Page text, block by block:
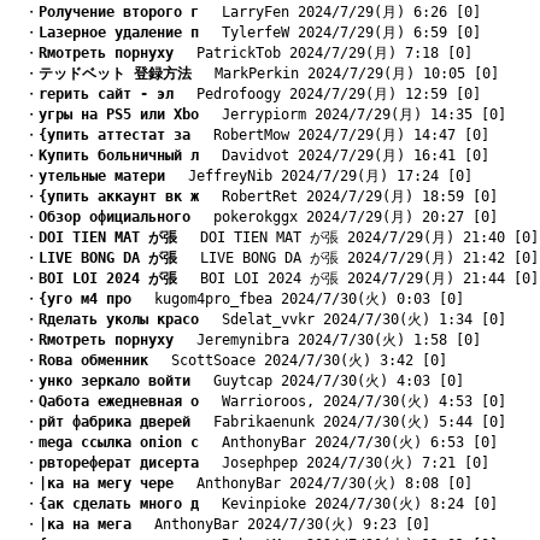
・ Pолучение второго г LarryFen 2024/7/29(月) 6:26 [0]
・ Lазерное удаление п TylerfeW 2024/7/29(月) 6:59 [0]
・ Rмотреть порнуху PatrickTob 2024/7/29(月) 7:18 [0]
・ テッドベット 登録方法 MarkPerkin 2024/7/29(月) 10:05 [0]
・ rерить сайт - эл Pedrofoogy 2024/7/29(月) 12:59 [0]
・ yгры на PS5 или Xbo Jerrypiorm 2024/7/29(月) 14:35 [0]
・ {упить аттестат за RobertMow 2024/7/29(月) 14:47 [0]
・ Kупить больничный л Davidvot 2024/7/29(月) 16:41 [0]
・ yтельные матери JeffreyNib 2024/7/29(月) 17:24 [0]
・ {упить аккаунт вк ж RobertRet 2024/7/29(月) 18:59 [0]
・ Oбзор официального pokerokggx 2024/7/29(月) 20:27 [0]
・ DOI TIEN MAT が張 DOI TIEN MAT が張 2024/7/29(月) 21:40 [0]
・ LIVE BONG DA が張 LIVE BONG DA が張 2024/7/29(月) 21:42 [0]
・ BOI LOI 2024 が張 BOI LOI 2024 が張 2024/7/29(月) 21:44 [0]
・ {уго м4 про kugom4pro_fbea 2024/7/30(火) 0:03 [0]
・ Rделать уколы красо Sdelat_vvkr 2024/7/30(火) 1:34 [0]
・ Rмотреть порнуху Jeremynibra 2024/7/30(火) 1:58 [0]
・ Rова обменник ScottSoace 2024/7/30(火) 3:42 [0]
・ yнко зеркало войти Guytcap 2024/7/30(火) 4:03 [0]
・ Qабота ежедневная о Warrioroos, 2024/7/30(火) 4:53 [0]
・ pйт фабрика дверей Fabrikaenunk 2024/7/30(火) 5:44 [0]
・ mega ссылка onion c AnthonyBar 2024/7/30(火) 6:53 [0]
・ pвтореферат дисерта Josephpep 2024/7/30(火) 7:21 [0]
・
|ка на мегу чере AnthonyBar 2024/7/30(火) 8:08 [0]
・ {ак сделать много д Kevinpioke 2024/7/30(火) 8:24 [0]
・
|ка на мега AnthonyBar 2024/7/30(火) 9:23 [0]